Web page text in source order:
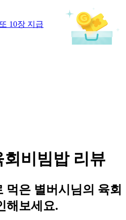
10장 지급
비빔밥 리뷰
먹은 별버시님의 육회
해보세요.